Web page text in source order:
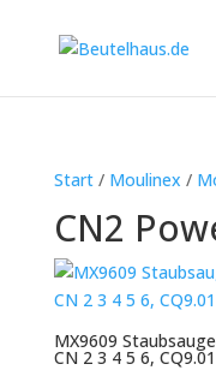
Start/ Moulinex /
CN2
MX9609
CN 2 3 4 5 6, CQ9.01